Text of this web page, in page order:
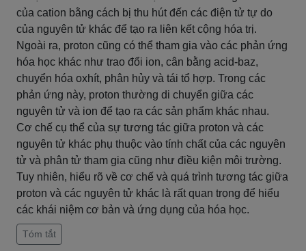
của cation bằng cách bị thu hút đến các điện tử tự do
của nguyên tử khác để tạo ra liên kết cộng hóa trị.
Ngoài ra, proton cũng có thể tham gia vào các phản ứng
hóa học khác như trao đổi ion, cân bằng acid-baz,
chuyển hóa oxhít, phân hủy và tái tổ hợp. Trong các
phản ứng này, proton thường di chuyển giữa các
nguyên tử và ion để tạo ra các sản phẩm khác nhau.
Cơ chế cụ thể của sự tương tác giữa proton và các
nguyên tử khác phụ thuộc vào tính chất của các nguyên
tử và phân tử tham gia cũng như điều kiện môi trường.
Tuy nhiên, hiểu rõ về cơ chế và quá trình tương tác giữa
proton và các nguyên tử khác là rất quan trọng để hiểu
các khái niệm cơ bản và ứng dụng của hóa học.
Tóm tắt